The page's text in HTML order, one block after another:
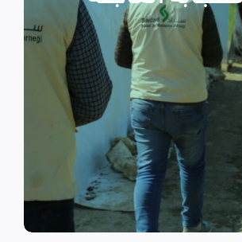
النزوح.
اقرأ المزيد